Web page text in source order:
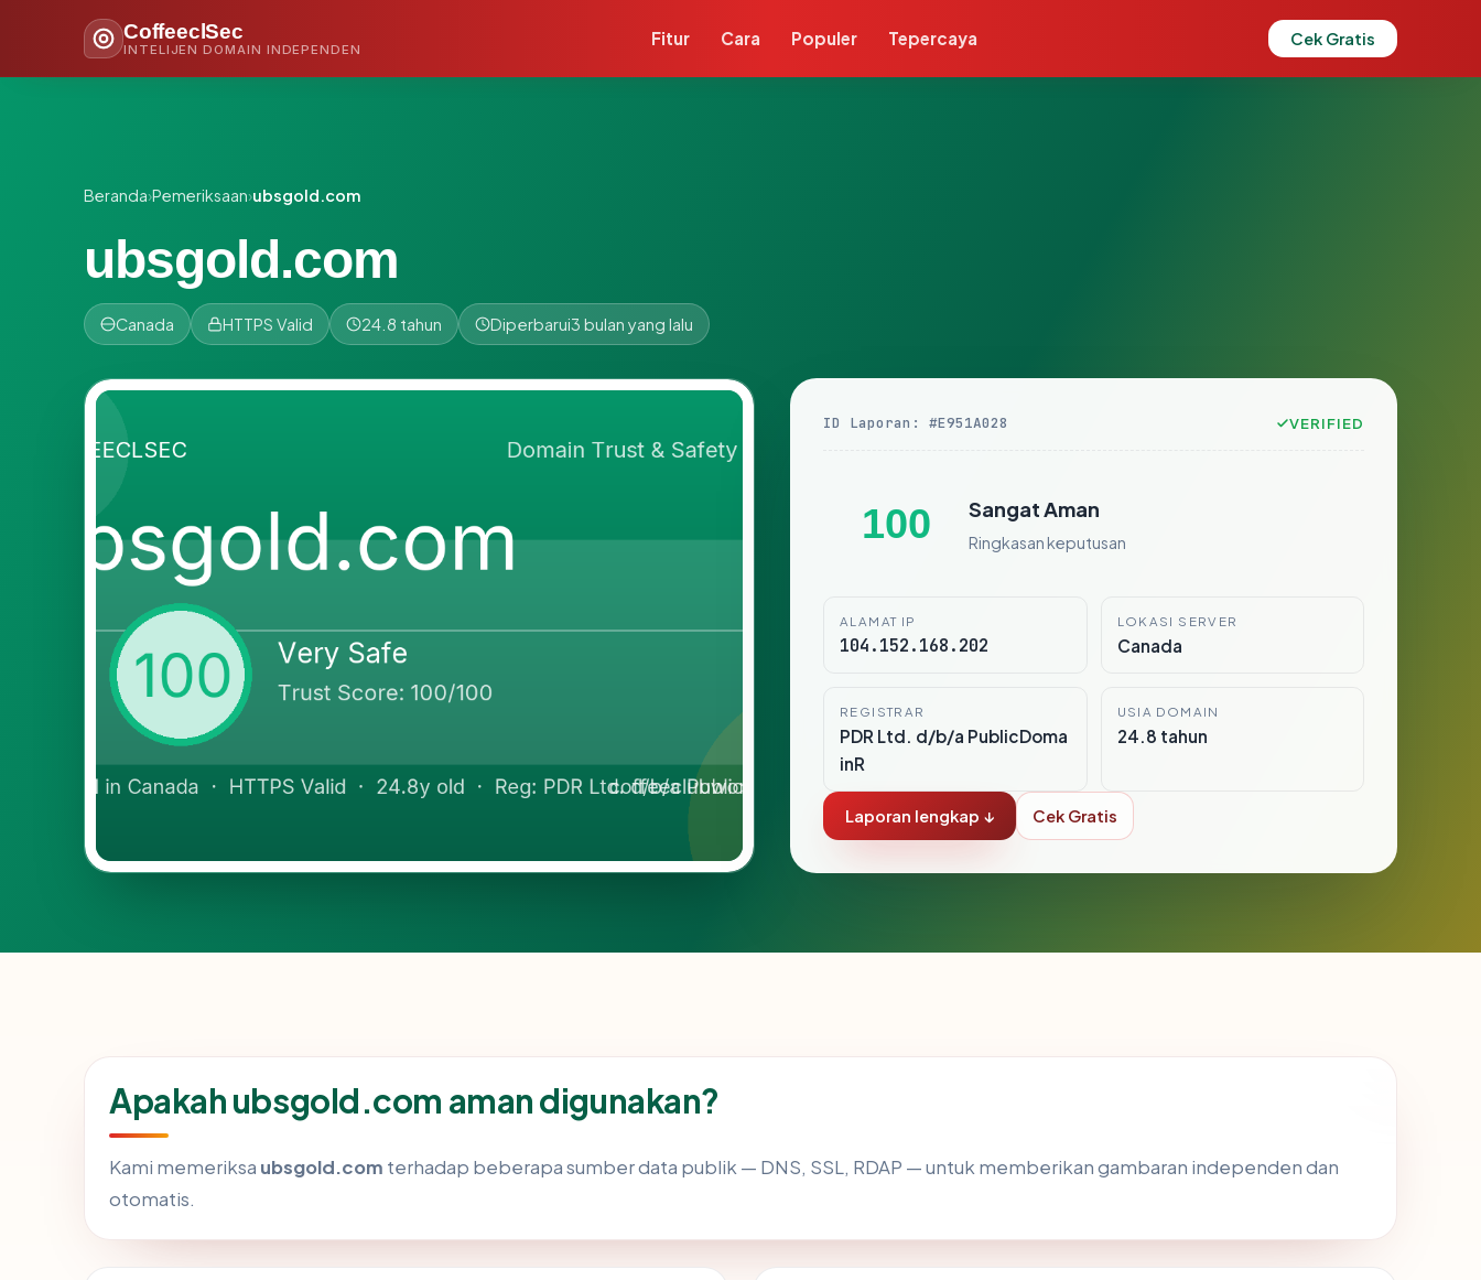
CoffeeclSec
INTELIJEN DOMAIN INDEPENDEN
Fitur Cara Populer Tepercaya Cek Gratis
Beranda›Pemeriksaan›ubsgold.com
ubsgold.com
Canada HTTPS Valid 24.8 tahun Diperbarui3 bulan yang lalu
ID Laporan: #E951A028 VERIFIED
100 Sangat Aman
Ringkasan keputusan
ALAMAT IP
104.152.168.202
LOKASI SERVER
Canada
REGISTRAR
PDR Ltd. d/b/a PublicDoma
inR
USIA DOMAIN
24.8 tahun
Laporan lengkap ↓ Cek Gratis
Apakah ubsgold.com aman digunakan?
Kami memeriksa ubsgold.com terhadap beberapa sumber data publik — DNS, SSL, RDAP — untuk memberikan gambaran independen dan
otomatis.